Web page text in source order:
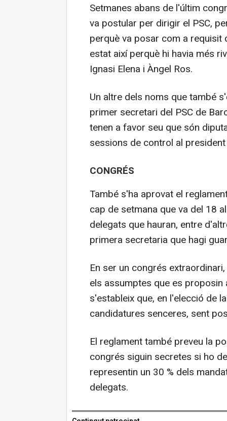
Setmanes abans de l'últim
va postular per dirigir el PSC,
perquè va posar com a requisit
estat així perquè hi havia més
Ignasi Elena i Àngel Ros.
Un altre dels noms que també
primer secretari del PSC de
tenen a favor seu que són
sessions de control al
CONGRÉS
També s'ha aprovat el
cap de setmana que va del 18
delegats que hauran, entre
primera secretaria que hagi
En ser un congrés
els assumptes que es
s'estableix que, en l'elecció de
candidatures senceres, sent
El reglament també preveu la
congrés siguin secretes si ho
representin un 30 % dels
delegats.